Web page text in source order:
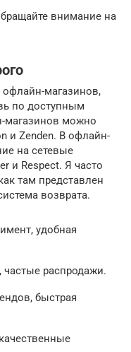
внимание на
магазинов,
по доступным
магазинов можно
и Zenden. В офлайн-
на сетевые
и Respect. Я часто
там представлен
возврата.
удобная
распродажи.
быстрая